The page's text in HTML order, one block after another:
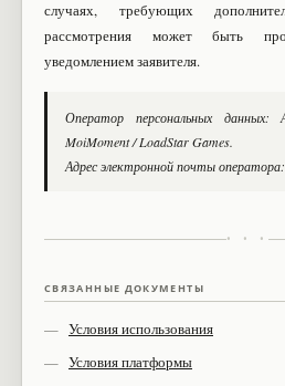
случаях, требующих
рассмотрения может быть
уведомлением заявителя.
Оператор персональных данных:
MoiMoment / LoadStar Games.
Адрес электронной почты оператора:
• • •
СВЯЗАННЫЕ ДОКУМЕНТЫ
Условия использования
Условия платформы